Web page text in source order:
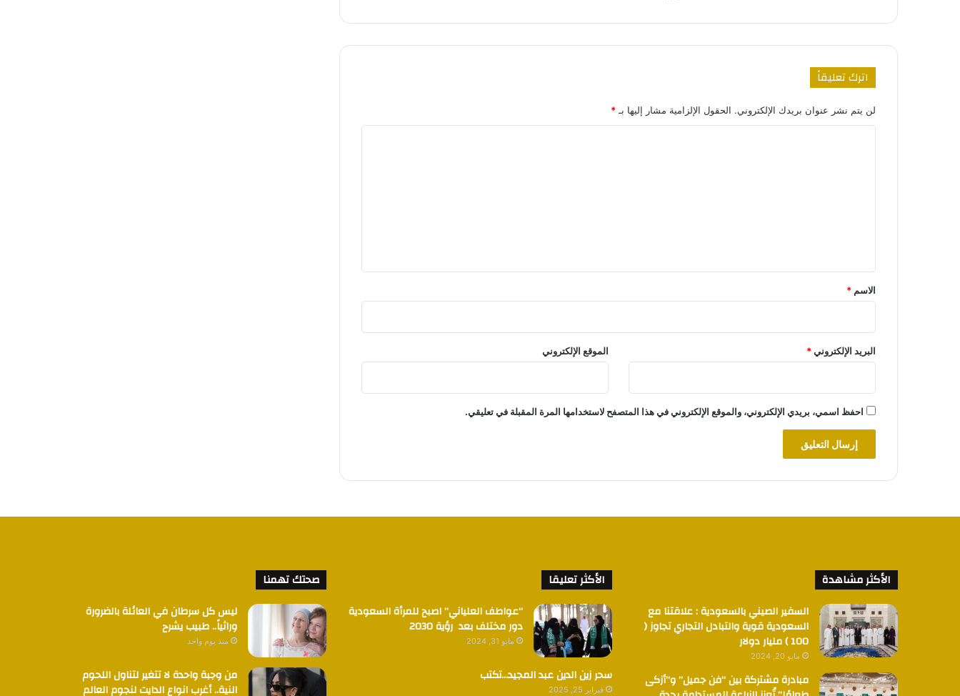
اترك تعليقاً
لن يتم نشر عنوان بريدك الإلكتروني. الحقول الإلزامية مشار إليها بـ *
*
الاسم *
البريد الإلكتروني* الموقع الإلكتروني
احفظ اسمي، بريدي الإلكتروني، والموقع الإلكتروني في هذا المتصفح لاستخدامها المرة المقبلة في تعليقي.
الأكثر مشاهدة
السفير الصيني بالسعودية : علاقتنا مع
السعودية قوية والتبادل التجاري تجاوز (
100 ) مليار دولار
مايو 20, 2024
مبادرة مشتركة بين “فن جميل” و”أزكى
الأكثر تعليقا
“عواطف العلياني” اصبح للمرأة السعودية
دور مختلف بعد رؤية 2030
مايو 31, 2024
سحر زين الدين عبد المجيد…تكتب
فبراير 25, 2025
صحتك تهمنا
ليس كل سرطان في العائلة بالضرورة
وراثياً.. طبيب يشرح
منذ يوم واحد
من وجبة واحدة لا تتغير لتناول اللحوم
النية.. أغرب انواع الدايت لنجوم العالم